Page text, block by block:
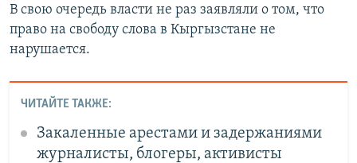
В свою очередь власти не раз заявляли о том, что
право на свободу слова в Кыргызстане не
нарушается.
ЧИТАЙТЕ ТАКЖЕ:
Закаленные арестами и задержаниями
журналисты, блогеры, активисты